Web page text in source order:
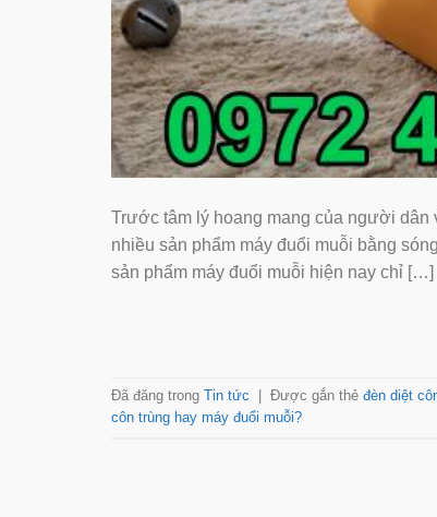
Trước tâm lý hoang mang của người dân
nhiều sản phẩm máy đuổi muỗi bằng
sản phẩm máy đuổi muỗi hiện nay chỉ […]
Đã đăng trong Tin tức Được gắn thẻ đèn diệt
côn trùng hay máy đuổi muỗi?